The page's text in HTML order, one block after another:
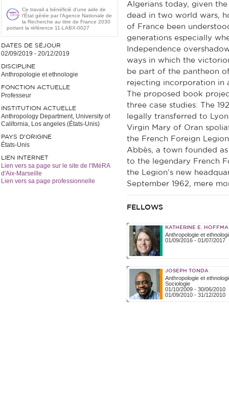
Ce travail a bénéficié d'une aide de
l’État gérée par l'Agence Nationale de
la Recherche au titre de France 2030
portant la référence 11-LABX-0027
DATES DE SÉJOUR
02/09/2019 - 20/12/2019
DISCIPLINE
Anthropologie et ethnologie
FONCTION ACTUELLE
Professeur
INSTITUTION ACTUELLE
Anthropology Department, University of
California, Los angeles (États-Unis)
PAYS D'ORIGINE
États-Unis
LIEN INTERNET
Lien vers sa page sur le site de l'IMéRA
d'Aix-Marseille
Lien vers sa page professionnelle
Algerians today, given
dead in two world wars,
of France been
generations especially
Independence
ways in which the
be part of the pantheon
rejecting incorporation in
The proposed book
three case studies: The
legally transferred to
Virgin Mary of Oran
the French Foreign
Abbès, a town founded
to the legendary French
the Legion’s new
September 1962, mere
FELLOWS
KATHERINE E.
Anthropologie et
01/09/2016- 01/07/2017
JOSEPH TONDA
Anthropologie et
Sociologie
01/10/2009- 30/06/2010
01/09/2010- 31/12/2010